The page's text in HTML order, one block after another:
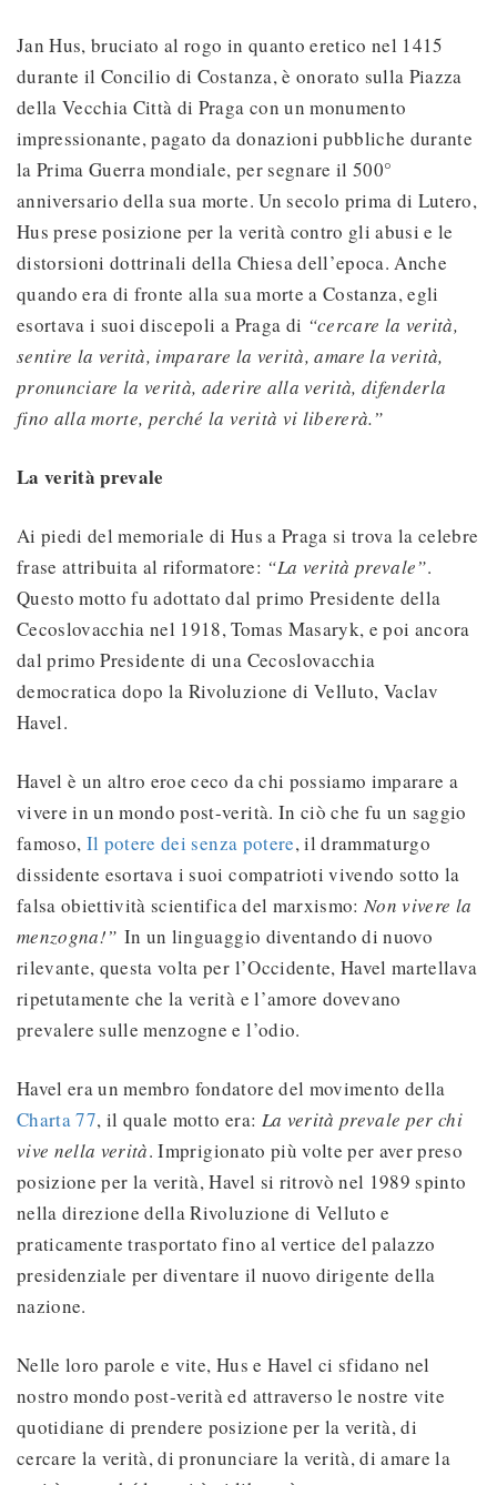
Jan Hus, bruciato al rogo in quanto eretico nel 1415
durante il Concilio di Costanza, è onorato sulla Piazza
della Vecchia Città di Praga con un monumento
impressionante, pagato da donazioni pubbliche durante
la Prima Guerra mondiale, per segnare il 500°
anniversario della sua morte. Un secolo prima di Lutero,
Hus prese posizione per la verità contro gli abusi e le
distorsioni dottrinali della Chiesa dell’epoca. Anche
quando era di fronte alla sua morte a Costanza, egli
esortava i suoi discepoli a Praga di “cercare la verità,
sentire la verità, imparare la verità, amare la verità,
pronunciare la verità, aderire alla verità, difenderla
fino alla morte, perché la verità vi libererà.”
La verità prevale
Ai piedi del memoriale di Hus a Praga si trova la celebre
frase attribuita al riformatore: “La verità prevale”.
Questo motto fu adottato dal primo Presidente della
Cecoslovacchia nel 1918, Tomas Masaryk, e poi ancora
dal primo Presidente di una Cecoslovacchia
democratica dopo la Rivoluzione di Velluto, Vaclav
Havel.
Havel è un altro eroe ceco da chi possiamo imparare a
vivere in un mondo post-verità. In ciò che fu un saggio
famoso, Il potere dei senza potere, il drammaturgo
dissidente esortava i suoi compatrioti vivendo sotto la
falsa obiettività scientifica del marxismo: Non vivere la
menzogna!” In un linguaggio diventando di nuovo
rilevante, questa volta per l’Occidente, Havel martellava
ripetutamente che la verità e l’amore dovevano
prevalere sulle menzogne e l’odio.
Havel era un membro fondatore del movimento della
Charta 77, il quale motto era: La verità prevale per chi
vive nella verità. Imprigionato più volte per aver preso
posizione per la verità, Havel si ritrovò nel 1989 spinto
nella direzione della Rivoluzione di Velluto e
praticamente trasportato fino al vertice del palazzo
presidenziale per diventare il nuovo dirigente della
nazione.
Nelle loro parole e vite, Hus e Havel ci sfidano nel
nostro mondo post-verità ed attraverso le nostre vite
quotidiane di prendere posizione per la verità, di
cercare la verità, di pronunciare la verità, di amare la